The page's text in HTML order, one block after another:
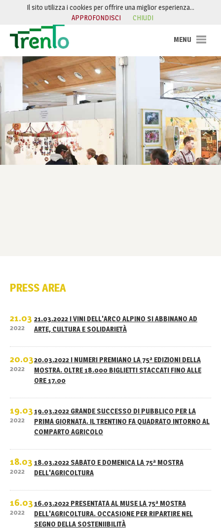
Salta al contenuto
PRESS AREA
21.03
2022
21.03.2022 I VINI DELL'ARCO ALPINO SI ABBINANO AD
ARTE, CULTURA E SOLIDARIETÀ
20.03
2022
20.03.2022 I NUMERI PREMIANO LA 75ª EDIZIONI DELLA
MOSTRA. OLTRE 18.000 BIGLIETTI STACCATI FINO ALLE
ORE 17.00
19.03
2022
19.03.2022 GRANDE SUCCESSO DI PUBBLICO PER LA
PRIMA GIORNATA. IL TRENTINO FA QUADRATO INTORNO AL
COMPARTO AGRICOLO
18.03
2022
18.03.2022 SABATO E DOMENICA LA 75ª MOSTRA
DELL'AGRICOLTURA
16.03
2022
16.03.2022 PRESENTATA AL MUSE LA 75ª MOSTRA
DELL'AGRICOLTURA. OCCASIONE PER RIPARTIRE NEL
SEGNO DELLA SOSTENIIBILITÀ
Il sito utilizza i cookies per offrire una miglior esperienza…
APPROFONDISCI
CHIUDI